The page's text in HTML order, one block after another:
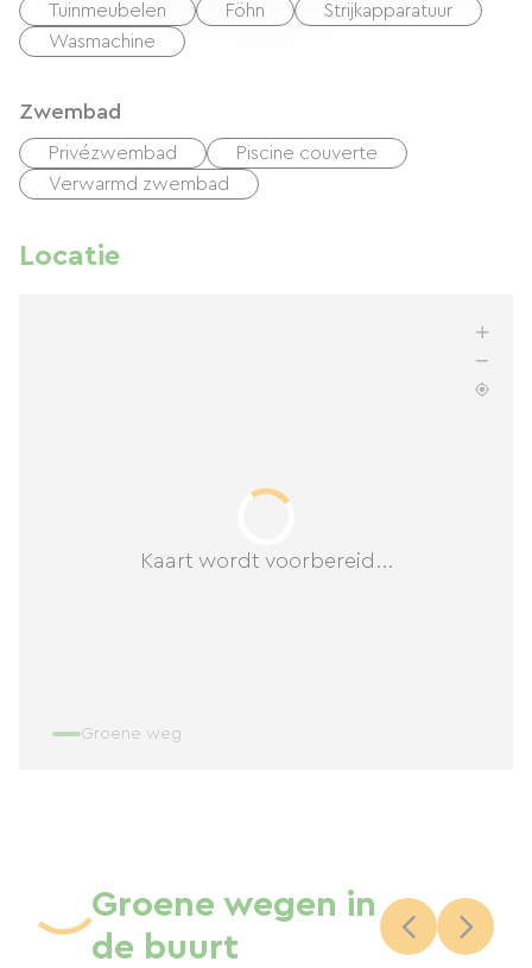
Tuinmeubelen
Föhn
Strijkapparatuur
Wasmachine
Zwembad
Privézwembad
Piscine couverte
Verwarmd zwembad
Locatie
Kaart wordt voorbereid...
Groene weg
Groene wegen in
de buurt